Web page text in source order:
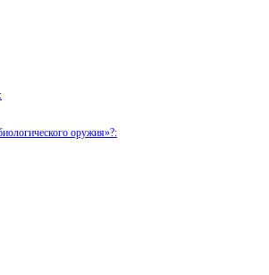
оружия»?: